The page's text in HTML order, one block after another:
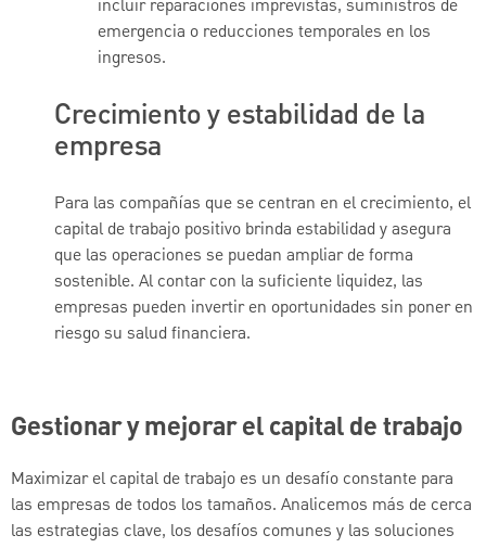
incluir reparaciones imprevistas, suministros de
emergencia o reducciones temporales en los
ingresos.
Crecimiento y estabilidad de la
empresa
Para las compañías que se centran en el crecimiento, el
capital de trabajo positivo brinda estabilidad y asegura
que las operaciones se puedan ampliar de forma
sostenible. Al contar con la suficiente liquidez, las
empresas pueden invertir en oportunidades sin poner en
riesgo su salud financiera.
Gestionar y mejorar el capital de trabajo
Maximizar el capital de trabajo es un desafío constante para
las empresas de todos los tamaños. Analicemos más de cerca
las estrategias clave, los desafíos comunes y las soluciones